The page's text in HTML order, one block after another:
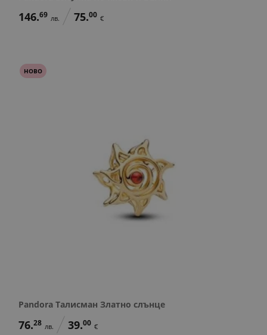
146.69 лв. 75.00 €
НОВО
Pandora Талисман Златно слънце
76.28 лв. 39.00 €